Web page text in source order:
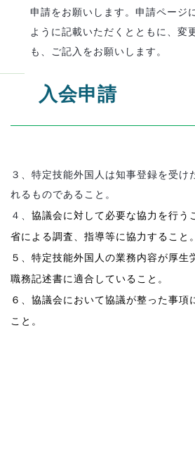
申請をお願いします。 申請ページ
ように記載いただくとともに、変
も、ご記入をお願いします。
入会申請
３、特定技能外国人は知事登録を受け
れるものであること。
４、 協議会に対して必要な協力を行う
省による調査、指導等に協力すること。
５、特定技能外国人の業務内容が厚生
職務記述書に適合していること。
６、協議会において協議が整った事項
こと。